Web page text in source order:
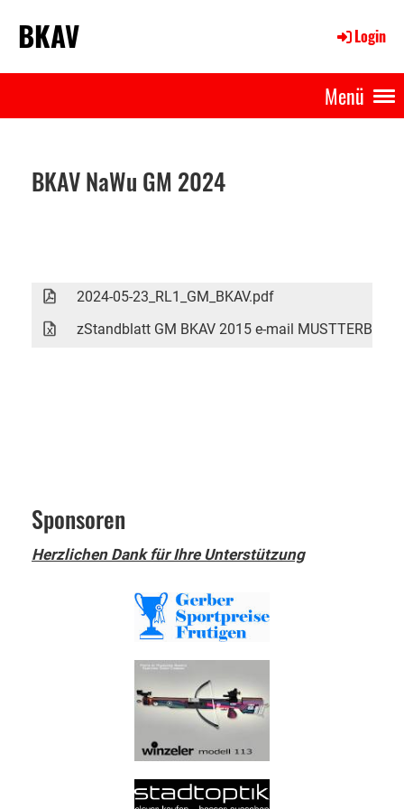
BKAV Login
Menü
BKAV NaWu GM 2024
2024-05-23_RL1_GM_BKAV.pdf
zStandblatt GM BKAV 2015 e-mail
Sponsoren
Herzlichen Dank für Ihre Unterstützung